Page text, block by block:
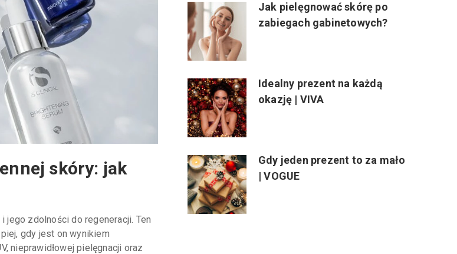
skóry: jak
zdolności do regeneracji. Ten
gdy jest on wynikiem
nieprawidłowej pielęgnacji oraz
Jak pielęgnować skórę po
zabiegach gabinetowych?
Idealny prezent na każdą
okazję | VIVA
Gdy jeden prezent to za mało
| VOGUE